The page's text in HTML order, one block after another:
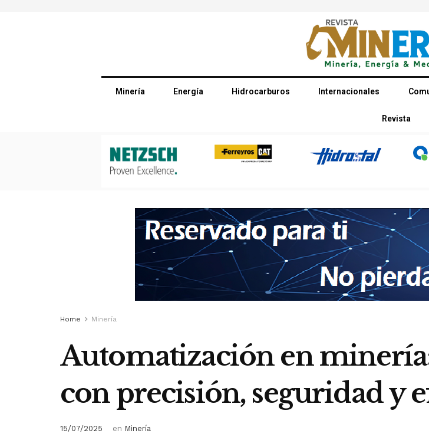
Minería Energía Hidrocarburos Internacionales
Revista
Home Minería
Automatización en
con precisión, seguridad y
15/07/2025 en Minería